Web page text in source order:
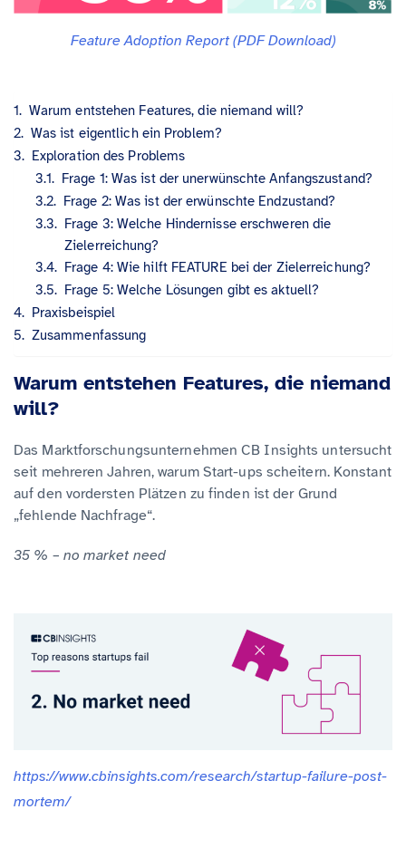
Feature Adoption Report (PDF Download)
Warum entstehen Features, die niemand will?
Was ist eigentlich ein Problem?
Exploration des Problems
Frage 1: Was ist der unerwünschte Anfangszustand?
Frage 2: Was ist der erwünschte Endzustand?
Frage 3: Welche Hindernisse erschweren die
Zielerreichung?
Frage 4: Wie hilft FEATURE bei der Zielerreichung?
Frage 5: Welche Lösungen gibt es aktuell?
Praxisbeispiel
Zusammenfassung
Warum entstehen Features, die niemand
will?
Das Marktforschungsunternehmen CB Insights untersucht
seit mehreren Jahren, warum Start-ups scheitern. Konstant
auf den vordersten Plätzen zu finden ist der Grund
„fehlende Nachfrage“.
35 % – no market need
https://www.cbinsights.com/research/startup-failure-post-
mortem/